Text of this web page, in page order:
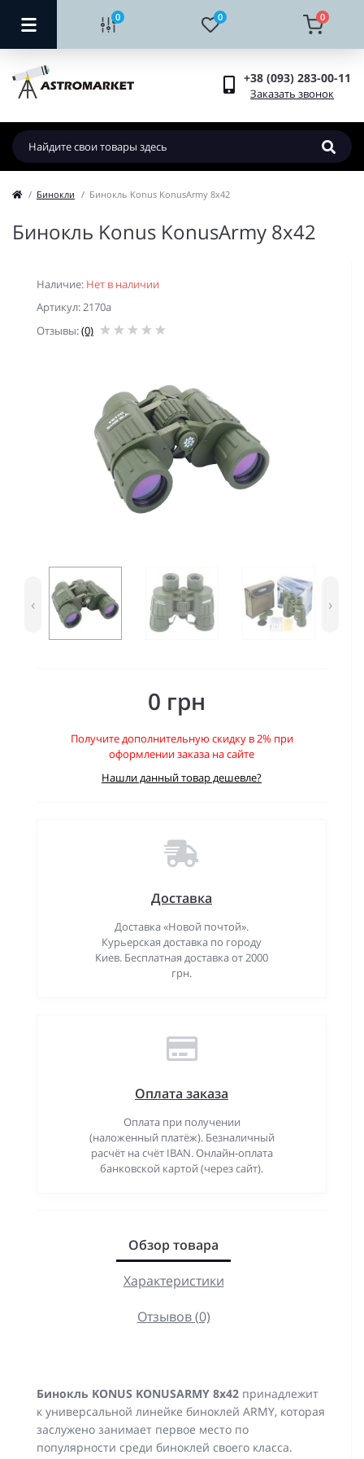
0 0 0
+38 (093) 283-00-11
Заказать звонок
Бинокли Бинокль Konus KonusArmy 8x42
Бинокль Konus KonusArmy 8x42
Наличие: Нет в наличии
Артикул: 2170a
Отзывы:(0)
‹ ›
0 грн
Получите дополнительную скидку в 2% при
оформлении заказа на сайте
Нашли данный товар дешевле?
Доставка
Доставка «Новой почтой».
Курьерская доставка по городу
Киев. Бесплатная доставка от 2000
грн.
Оплата заказа
Оплата при получении
(наложенный платёж). Безналичный
расчёт на счёт IBAN. Онлайн-оплата
банковской картой (через сайт).
Обзор товара
Характеристики
Отзывов (0)
Бинокль KONUS KONUSARMY 8x42 принадлежит
к универсальной линейке биноклей ARMY, которая
заслужено занимает первое место по
популярности среди биноклей своего класса.